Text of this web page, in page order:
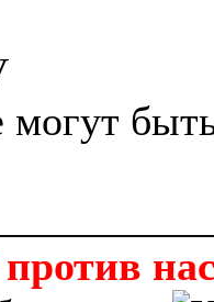
могут